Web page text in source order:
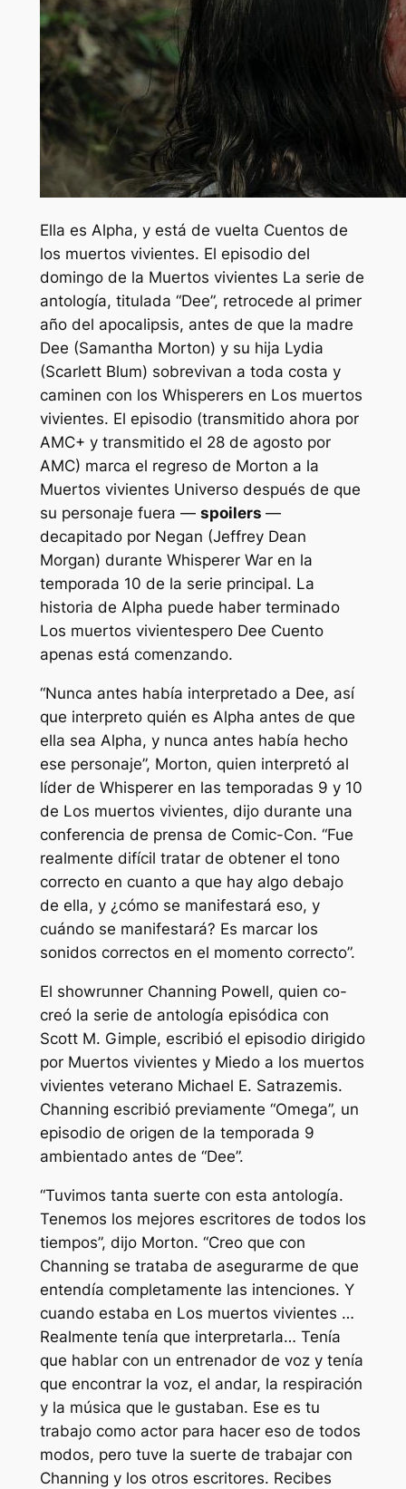
Ella es Alpha, y está de vuelta Cuentos de
los muertos vivientes. El episodio del
domingo de la Muertos vivientes La serie de
antología, titulada “Dee”, retrocede al primer
año del apocalipsis, antes de que la madre
Dee (Samantha Morton) y su hija Lydia
(Scarlett Blum) sobrevivan a toda costa y
caminen con los Whisperers en Los muertos
vivientes. El episodio (transmitido ahora por
AMC+ y transmitido el 28 de agosto por
AMC) marca el regreso de Morton a la
Muertos vivientes Universo después de que
su personaje fuera — spoilers —
decapitado por Negan (Jeffrey Dean
Morgan) durante Whisperer War en la
temporada 10 de la serie principal. La
historia de Alpha puede haber terminado
Los muertos vivientespero Dee Cuento
apenas está comenzando.
“Nunca antes había interpretado a Dee, así
que interpreto quién es Alpha antes de que
ella sea Alpha, y nunca antes había hecho
ese personaje”, Morton, quien interpretó al
líder de Whisperer en las temporadas 9 y 10
de Los muertos vivientes, dijo durante una
conferencia de prensa de Comic-Con. “Fue
realmente difícil tratar de obtener el tono
correcto en cuanto a que hay algo debajo
de ella, y ¿cómo se manifestará eso, y
cuándo se manifestará? Es marcar los
sonidos correctos en el momento correcto”.
El showrunner Channing Powell, quien co-
creó la serie de antología episódica con
Scott M. Gimple, escribió el episodio dirigido
por Muertos vivientes y Miedo a los muertos
vivientes veterano Michael E. Satrazemis.
Channing escribió previamente “Omega”, un
episodio de origen de la temporada 9
ambientado antes de “Dee”.
“Tuvimos tanta suerte con esta antología.
Tenemos los mejores escritores de todos los
tiempos”, dijo Morton. “Creo que con
Channing se trataba de asegurarme de que
entendía completamente las intenciones. Y
cuando estaba en Los muertos vivientes …
Realmente tenía que interpretarla… Tenía
que hablar con un entrenador de voz y tenía
que encontrar la voz, el andar, la respiración
y la música que le gustaban. Ese es tu
trabajo como actor para hacer eso de todos
modos, pero tuve la suerte de trabajar con
Channing y los otros escritores. Recibes